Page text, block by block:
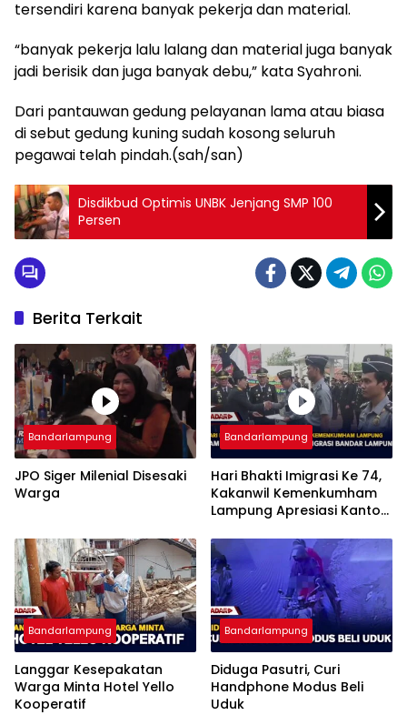
tersendiri karena banyak pekerja dan material.
“banyak pekerja lalu lalang dan material juga banyak
jadi berisik dan juga banyak debu,” kata Syahroni.
Dari pantauwan gedung pelayanan lama atau biasa
di sebut gedung kuning sudah kosong seluruh
pegawai telah pindah.(sah/san)
Disdikbud Optimis UNBK Jenjang SMP 100
Persen
Berita Terkait
Bandarlampung
JPO Siger Milenial Disesaki
Warga
Bandarlampung
Hari Bhakti Imigrasi Ke 74,
Kakanwil Kemenkumham
Lampung Apresiasi Kantor
Bandarlampung
Langgar Kesepakatan
Warga Minta Hotel Yello
Kooperatif
Bandarlampung
Diduga Pasutri, Curi
Handphone Modus Beli
Uduk